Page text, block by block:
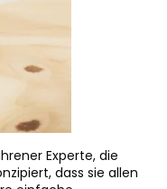
Experte, die
dass sie allen